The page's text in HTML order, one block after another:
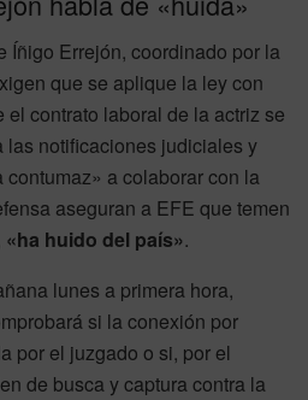
Íñigo Errejón, coordinado por la
que se aplique la ley con
contrato laboral de la actriz se
las notificaciones judiciales y
a colaborar con la
aseguran a EFE que temen
«ha huido del país».
lunes a primera hora,
si la conexión por
por el juzgado o si, por el
de busca y captura contra la